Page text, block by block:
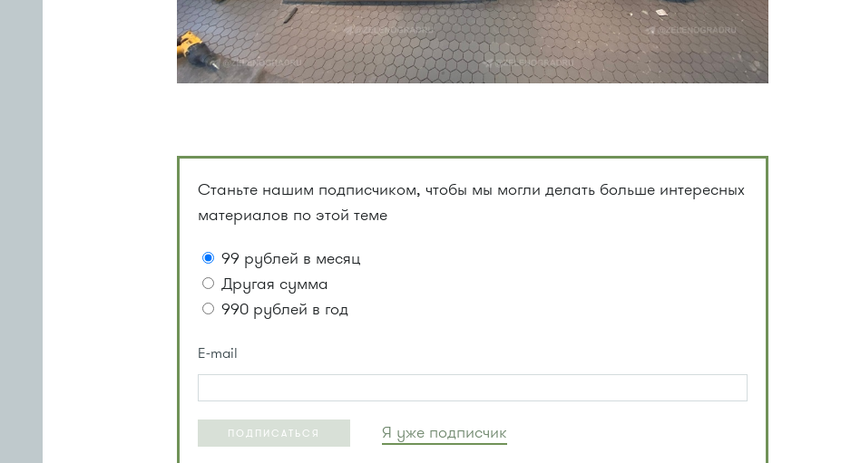
Станьте нашим подписчиком, чтобы мы могли делать больше интересных
материалов по этой теме
99 рублей в месяц
Другая сумма
990 рублей в год
E-mail
ПОДПИСАТЬСЯ Я уже подписчик